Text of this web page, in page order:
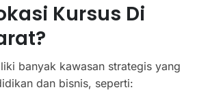
Kursus Di
banyak kawasan strategis yang
dan bisnis, seperti: